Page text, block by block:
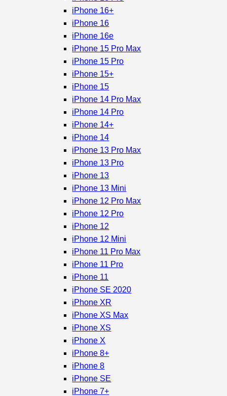
iPhone 16+
iPhone 16
iPhone 16e
iPhone 15 Pro Max
iPhone 15 Pro
iPhone 15+
iPhone 15
iPhone 14 Pro Max
iPhone 14 Pro
iPhone 14+
iPhone 14
iPhone 13 Pro Max
iPhone 13 Pro
iPhone 13
iPhone 13 Mini
iPhone 12 Pro Max
iPhone 12 Pro
iPhone 12
iPhone 12 Mini
iPhone 11 Pro Max
iPhone 11 Pro
iPhone 11
iPhone SE 2020
iPhone XR
iPhone XS Max
iPhone XS
iPhone X
iPhone 8+
iPhone 8
iPhone SE
iPhone 7+